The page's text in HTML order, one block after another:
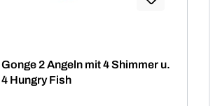
Gonge 2 Angeln mit 4 Shimmer u.
4 Hungry Fish